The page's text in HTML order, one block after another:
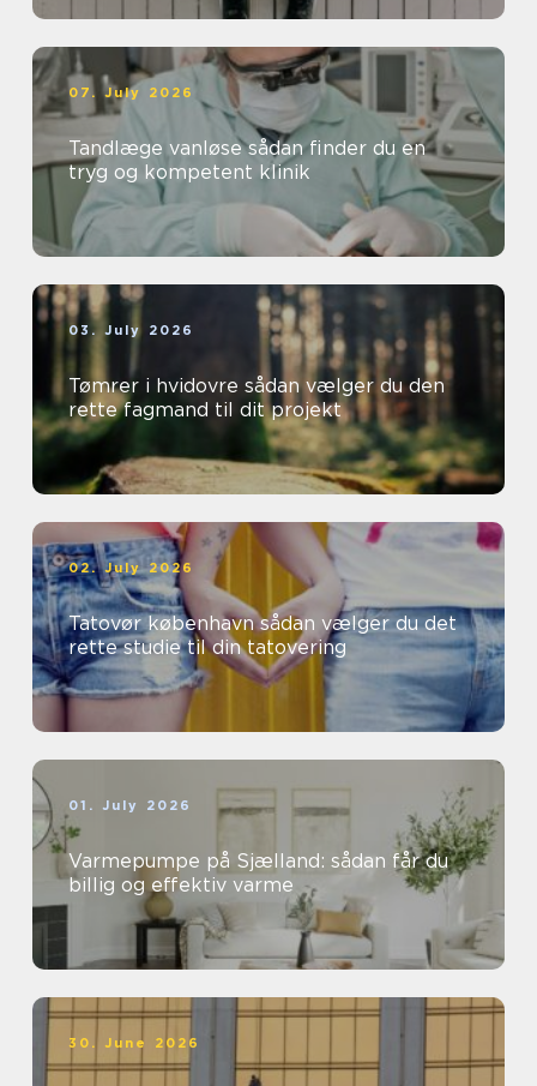
07. July 2026
Tandlæge vanløse sådan finder du en
tryg og kompetent klinik
03. July 2026
Tømrer i hvidovre sådan vælger du den
rette fagmand til dit projekt
02. July 2026
Tatovør københavn sådan vælger du det
rette studie til din tatovering
01. July 2026
Varmepumpe på Sjælland: sådan får du
billig og effektiv varme
30. June 2026